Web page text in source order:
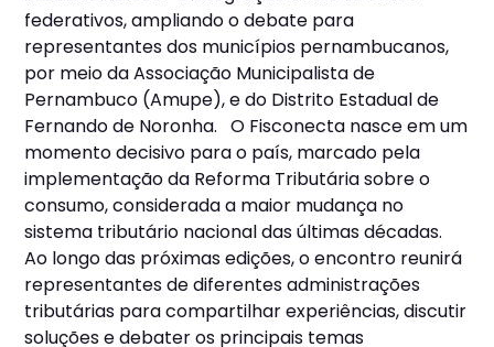
federativos, ampliando o debate para
representantes dos municípios pernambucanos,
por meio da Associação Municipalista de
Pernambuco (Amupe), e do Distrito Estadual de
Fernando de Noronha. O Fisconecta nasce em um
momento decisivo para o país, marcado pela
implementação da Reforma Tributária sobre o
consumo, considerada a maior mudança no
sistema tributário nacional das últimas décadas.
Ao longo das próximas edições, o encontro reunirá
representantes de diferentes administrações
tributárias para compartilhar experiências, discutir
soluções e debater os principais temas